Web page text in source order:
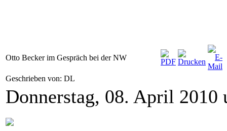
Otto Becker im Gespräch bei der NW
Geschrieben von: DL
Donnerstag, 08. April 2010